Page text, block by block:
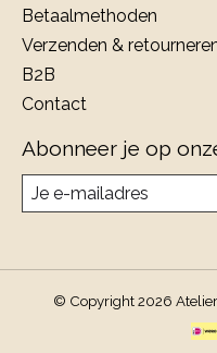
Betaalmethoden
Verzenden &
B2B
Contact
Abonneer je op
© Copyright 2026